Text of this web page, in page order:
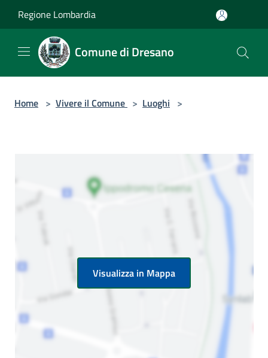
Regione Lombardia
Comune di Dresano
Home > Vivere il Comune > Luoghi >
Visualizza in Mappa